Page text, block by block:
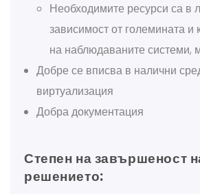
Необходимите ресурси са в
зависимост от големината и
на наблюдаваните системи,
Добре се вписва в налични
виртуализация
Добра документация
Степен на завършеност
решението: